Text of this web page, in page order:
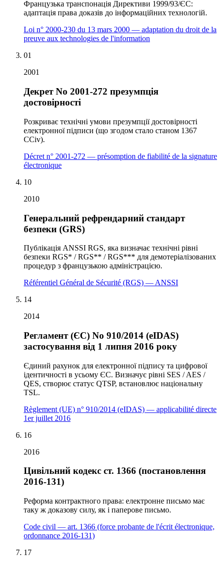
Французька транспонація Директиви 1999/93/ЄС:
адаптація права доказів до інформаційних технологій.
Loi n° 2000-230 du 13 mars 2000 — adaptation du droit de la
preuve aux technologies de l'information
01
2001
Декрет No 2001-272 презумпція
достовірності
Розкриває технічні умови презумпції достовірності
електронної підписи (що згодом стало станом 1367
CCiv).
Décret n° 2001-272 — présomption de fiabilité de la signature
électronique
10
2010
Генеральний рефрендарний стандарт
безпеки (GRS)
Публікація ANSSI RGS, яка визначає технічні рівні
безпеки RGS* / RGS** / RGS*** для демотеріалізованих
процедур з французькою адміністрацією.
Référentiel Général de Sécurité (RGS) — ANSSI
14
2014
Регламент (ЄС) No 910/2014 (eIDAS)
застосування від 1 липня 2016 року
Єдиний рахунок для електронної підпису та цифрової
ідентичності в усьому ЄС. Визначує рівні SES / AES /
QES, створює статус QTSP, встановлює національну
TSL.
Règlement (UE) n° 910/2014 (eIDAS) — applicabilité directe
1er juillet 2016
16
2016
Цивільний кодекс ст. 1366 (постановлення
2016-131)
Реформа контрактного права: електронне письмо має
таку ж доказову силу, як і паперове письмо.
Code civil — art. 1366 (force probante de l'écrit électronique,
ordonnance 2016-131)
17